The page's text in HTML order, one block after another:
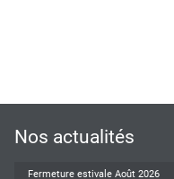
Nos actualités
Fermeture estivale Août 2026